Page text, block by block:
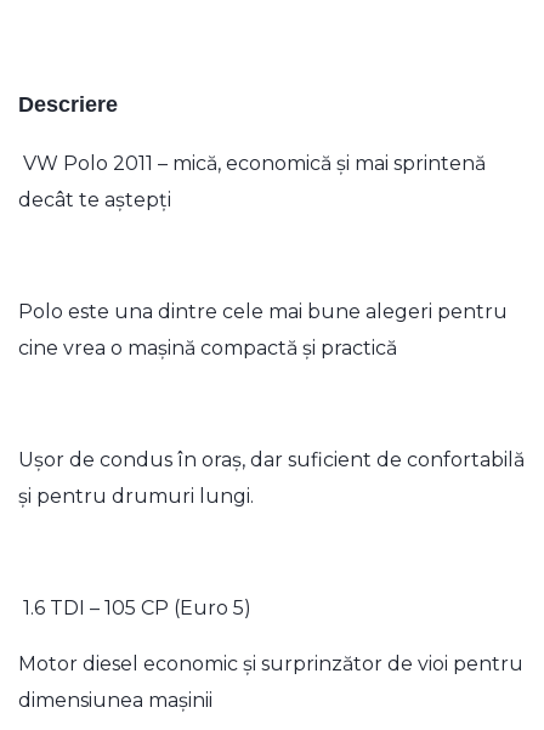
Descriere
VW Polo 2011 – mică, economică și mai sprintenă
decât te aștepți
Polo este una dintre cele mai bune alegeri pentru
cine vrea o mașină compactă și practică
Ușor de condus în oraș, dar suficient de confortabilă
și pentru drumuri lungi.
1.6 TDI – 105 CP (Euro 5)
Motor diesel economic și surprinzător de vioi pentru
dimensiunea mașinii